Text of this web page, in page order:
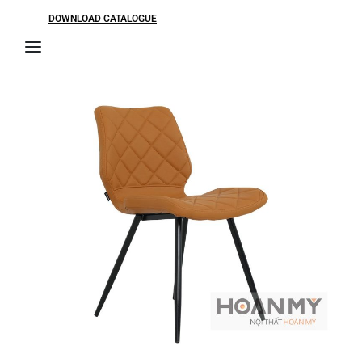
DOWNLOAD CATALOGUE